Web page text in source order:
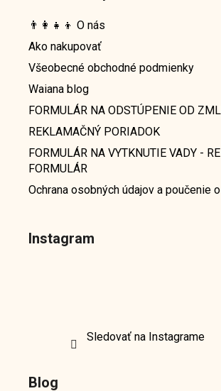
👨‍👩‍👧‍👦 O nás
Ako nakupovať
Všeobecné obchodné podmienky
Waiana blog
FORMULÁR NA ODSTÚPENIE OD
REKLAMAČNÝ PORIADOK
FORMULÁR NA VYTKNUTIE VADY -
FORMULÁR
Ochrana osobných údajov a poučenie
Instagram
Sledovať na Instagrame
Blog